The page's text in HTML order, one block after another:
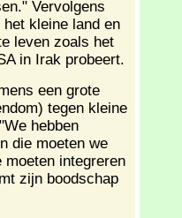
Vervolgens
kleine land en
leven zoals het
in Irak probeert.
een grote
tegen kleine
hebben
die moeten we
integreren
zijn boodschap